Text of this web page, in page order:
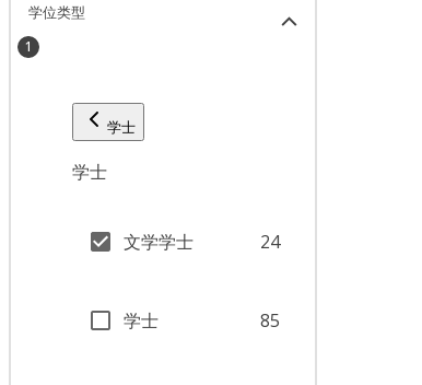
学位类型
1
学士
学士
文学学士 24
学士 85